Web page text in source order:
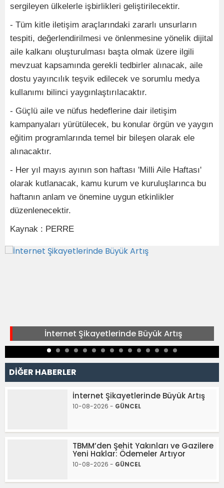
sergileyen ülkelerle işbirlikleri geliştirilecektir.
- Tüm kitle iletişim araçlarındaki zararlı unsurların
tespiti, değerlendirilmesi ve önlenmesine yönelik dijital
aile kalkanı oluşturulması başta olmak üzere ilgili
mevzuat kapsamında gerekli tedbirler alınacak, aile
dostu yayıncılık teşvik edilecek ve sorumlu medya
kullanımı bilinci yaygınlaştırılacaktır.
- Güçlü aile ve nüfus hedeflerine dair iletişim
kampanyaları yürütülecek, bu konular örgün ve yaygın
eğitim programlarında temel bir bileşen olarak ele
alınacaktır.
- Her yıl mayıs ayının son haftası 'Milli Aile Haftası'
olarak kutlanacak, kamu kurum ve kuruluşlarınca bu
haftanın anlam ve önemine uygun etkinlikler
düzenlenecektir.
Kaynak : PERRE
İnternet Şikayetlerinde Büyük Artış
DİĞER HABERLER
İnternet Şikayetlerinde Büyük Artış
10-08-2026 - GÜNCEL
TBMM’den Şehit Yakınları ve Gazilere
Yeni Haklar: Ödemeler Artıyor
10-08-2026 - GÜNCEL